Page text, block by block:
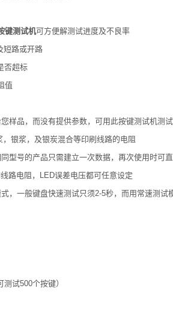
键测试机可方便解测试进度及不良率
路或开路
否超标
值
品，而没有提供参数，可用此按键测试机测
银浆，及银炭混合等印刷线路的电阻
型号的产品只需建立一次数据，再次使用时可
电阻，LED误差电压都可任意设定
一般键盘快速测试只须2-5秒，而用常速测试
试500个按键）